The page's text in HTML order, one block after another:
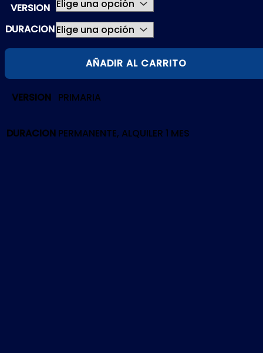
VERSION
DURACION
YAKUZA:
DRAGON
PS4
AÑADIR AL CARRITO
VERSION PRIMARIA
DURACION PERMANENTE, ALQUILER 1 MES